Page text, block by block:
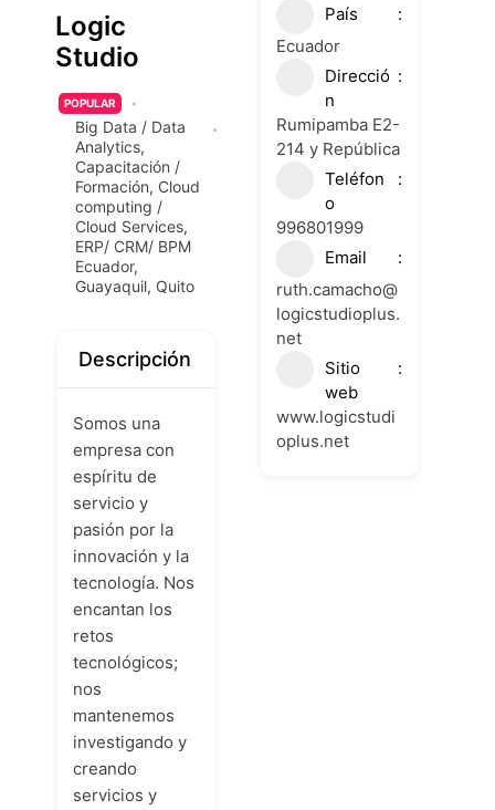
Logic
Studio
POPULAR
Big Data / Data
Analytics,
Capacitación /
Formación, Cloud
computing /
Cloud Services,
ERP/ CRM/ BPM
Ecuador,
Guayaquil, Quito
Descripción
Somos una
empresa con
espíritu de
servicio y
pasión por la
innovación y la
tecnología. Nos
encantan los
retos
tecnológicos;
nos
mantenemos
investigando y
creando
servicios y
País
Ecuador
Direcció
n
Rumipamba E2-
214 y República
Teléfon
o
996801999
Email
ruth.camacho@
logicstudioplus.
net
Sitio
web
www.logicstudi
oplus.net